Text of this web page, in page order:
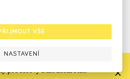
členské organizace však dál
pro férový a moderní stát.
VŠE
NASTAVENÍ